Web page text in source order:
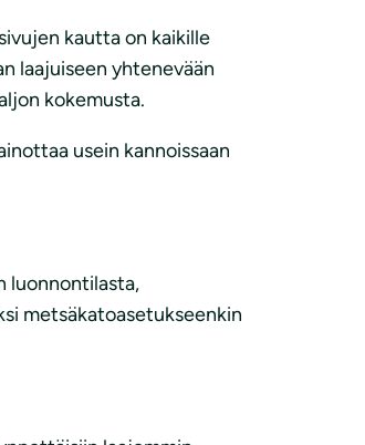
kautta on kaikille
laajuiseen yhtenevään
kokemusta.
usein kannoissaan
luonnontilasta,
metsäkatoasetukseenkin